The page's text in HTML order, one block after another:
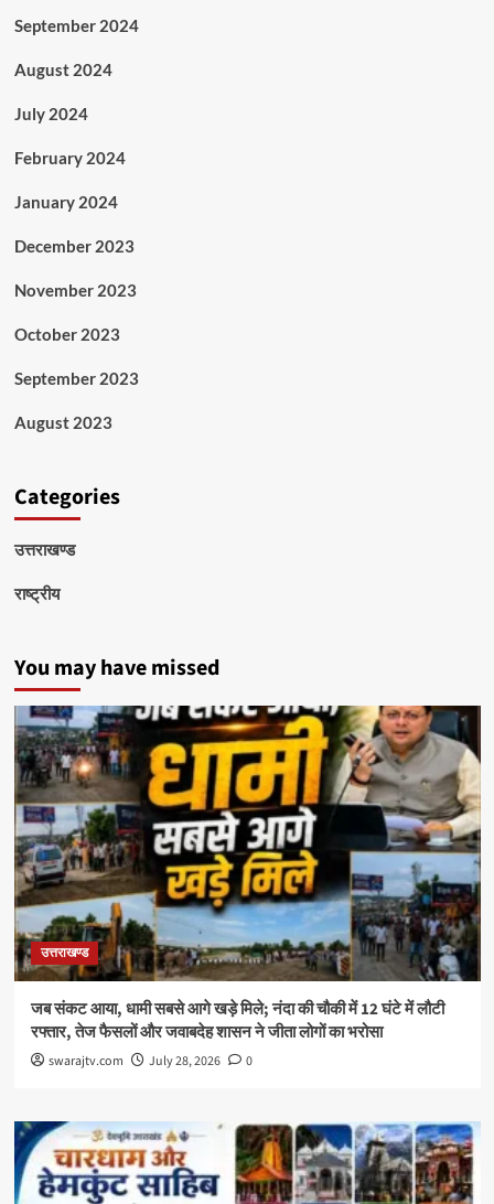
September 2024
August 2024
July 2024
February 2024
January 2024
December 2023
November 2023
October 2023
September 2023
August 2023
Categories
उत्तराखण्ड
राष्ट्रीय
You may have missed
उत्तराखण्ड
जब संकट आया, धामी सबसे आगे खड़े मिले; नंदा की चौकी में 12 घंटे में लौटी
रफ्तार, तेज फैसलों और जवाबदेह शासन ने जीता लोगों का भरोसा
swarajtv.com July 28, 2026 0